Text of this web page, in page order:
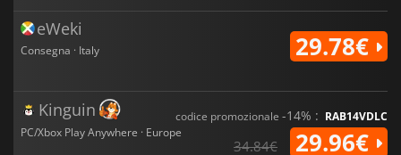
eWeki
Consegna · Italy 29.78€
Kinguin
PC/Xbox Play Anywhere · Europe
codice promozionale -14% : RAB14VDLC
34.84€ 29.96€